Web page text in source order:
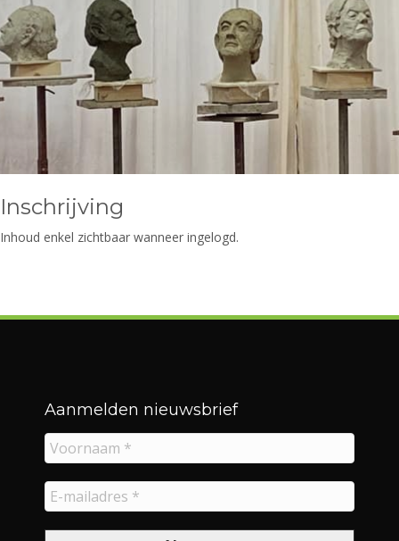
Inschrijving
Inhoud enkel zichtbaar wanneer ingelogd.
Aanmelden nieuwsbrief